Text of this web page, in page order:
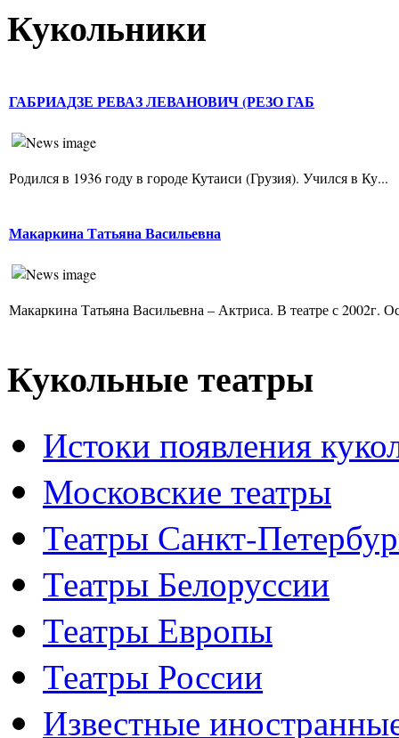
Кукольники
ГАБРИАДЗЕ РЕВАЗ ЛЕВАНОВИЧ (РЕЗО ГАБ
Родился в 1936 году в городе Кутаиси (Грузия). Учился в Ку...
Макаркина Татьяна Васильевна
Макаркина Татьяна Васильевна – Актриса. В театре с 2002г.
Кукольные театры
Истоки появления
Московские театры
Театры Санкт-
Театры Белоруссии
Театры Европы
Театры России
Известные